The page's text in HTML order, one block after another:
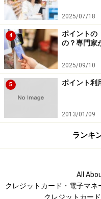
2025/07/18
4
ポイントの
の？専門家
2025/09/10
5 ポイント利
2013/01/09
ランキ
All
クレジットカード・電子マネ
クレジットカー